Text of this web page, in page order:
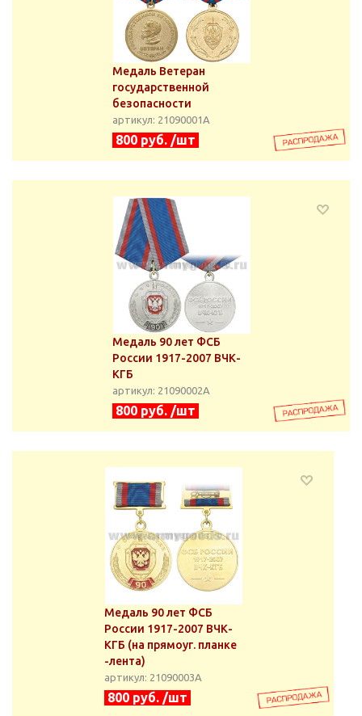
Медаль Ветеран
государственной
безопасности
артикул: 21090001А
800 руб. /шт
Медаль 90 лет ФСБ
России 1917-2007 ВЧК-
КГБ
артикул: 21090002А
800 руб. /шт
Медаль 90 лет ФСБ
России 1917-2007 ВЧК-
КГБ (на прямоуг. планке
-лента)
артикул: 21090003А
800 руб. /шт